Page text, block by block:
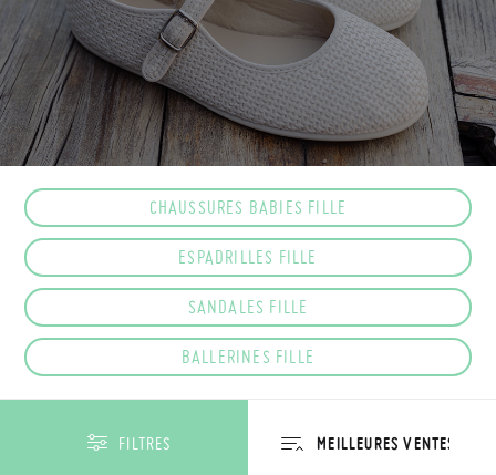
CHAUSSURES BABIES FILLE
ESPADRILLES FILLE
SANDALES FILLE
BALLERINES FILLE
FILTRES